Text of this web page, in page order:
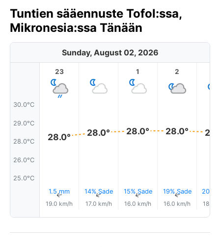
Tuntien sääennuste Tofol:ssa,
Mikronesia:ssa Tänään
Sunday, August 02, 2026
30.0°C
29.0°C
28.0°C
26.0°C
25.0°C
23
28.0°
1.5 mm
↑
19.0 km/h
28.0°
14% Sade
↑
17.0 km/h
1
28.0°
15% Sade
↑
16.0 km/h
2
28.0°
19% Sade
↑
16.0 km/h
20%
18.0